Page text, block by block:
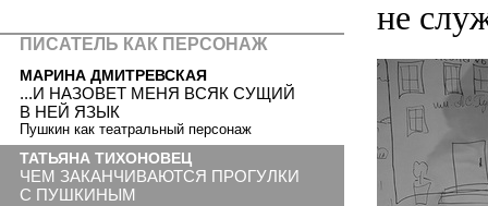
не
ПИСАТЕЛЬ КАК ПЕРСОНАЖ
МАРИНА ДМИТРЕВСКАЯ
...И НАЗОВЕТ МЕНЯ ВСЯК СУЩИЙ
В НЕЙ ЯЗЫК
Пушкин как театральный персонаж
ТАТЬЯНА ТИХОНОВЕЦ
ЧЕМ ЗАКАНЧИВАЮТСЯ ПРОГУЛКИ
С ПУШКИНЫМ